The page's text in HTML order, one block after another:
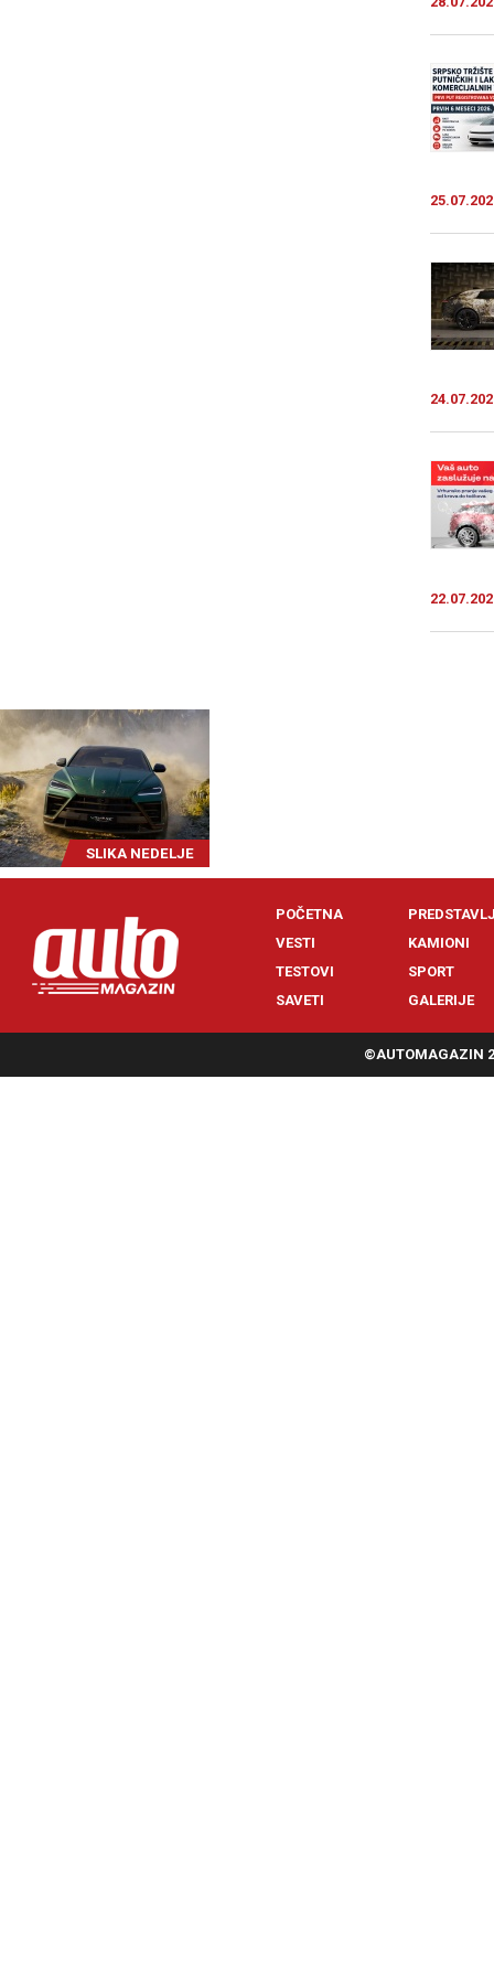
SLIKA NEDELJE
POČETNA
VESTI
TESTOVI
SAVETI
KAMIONI
SPORT
GALERIJE
©AUTOMAGAZIN